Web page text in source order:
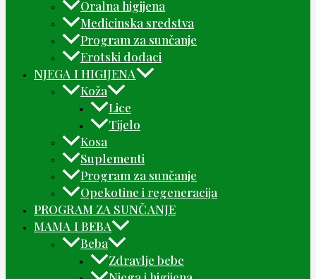
Oralna higijena
Medicinska sredstva
Program za sunčanje
Erotski dodaci
NJEGA I HIGIJENA
Koža
Lice
Tijelo
Kosa
Suplementi
Program za sunčanje
Opekotine i regeneracija
PROGRAM ZA SUNČANJE
MAMA I BEBA
Beba
Zdravlje bebe